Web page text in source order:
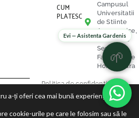
CUM
PLATESC
Campusul
Universitatii
de Stiinte
Agronomice,
vis a vis de
Serele
Facultatii de
Horticultura
Politica de confidentialitate
Politica Cookies
Evi — Asistenta Gardenis
🌱
a-ți oferi cea mai bună experiență pe
cookie-urile pe care le folosim sau să le